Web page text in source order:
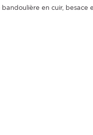
en cuir, besace